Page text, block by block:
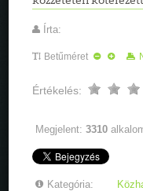
Írta:
Betűméret
Értékelés:
Megjelent:3310
Kategória: